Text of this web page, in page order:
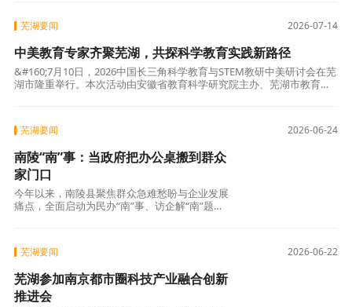
2026-07-14
芜湖要闻
中美教育专家齐聚芜湖，共探科学教育实践新路径
&#160;7月10日，2026中国长三角科学教育与STEM教研中美研讨会在芜
湖市隆重举行。本次活动由安徽省教育科学研究院主办、芜湖市教育局
2026-06-24
芜湖要闻
南陵“南”事：当政府把办公桌搬到群众
家门口
今年以来，南陵县聚焦群众急难愁盼与企业发展
痛点，全面启动为民办“南”事、访企解“南”题专
2026-06-22
芜湖要闻
芜湖参加南京都市圈科技产业融合创新
推进会